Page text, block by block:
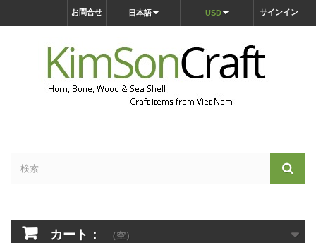
サインイン
USD
日本語
お問合せ
カート： （空）